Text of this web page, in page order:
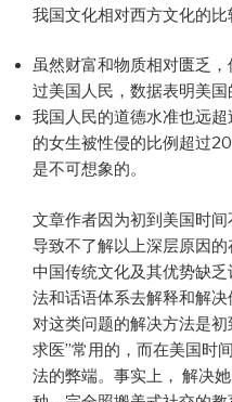
我国文化相对西方文化的比
虽然财富和物质相对匮乏
过美国人民，数据表明美
我国人民的道德水准也远
的女生被性侵的比例超过
是不可想象的。
文章作者因为初到美国时
导致不了解以上深层原因
中国传统文化及其优势缺
法和话语体系去解释和解
对这类问题的解决方法是
求医”常用的，而在美国时
法的弊端。事实上， 解决